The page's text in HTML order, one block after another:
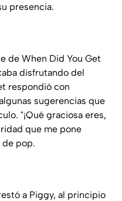
presencia.
de When Did You Get
disfrutando del
respondió con
sugerencias que
"¡Qué graciosa eres,
que me pone
pop.
a Piggy, al principio